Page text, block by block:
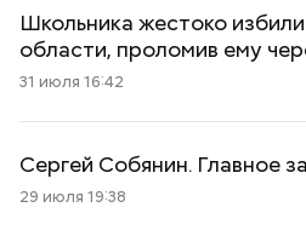
Школьника жестоко
области, проломив ему
31 июля 16:42
Сергей Собянин. Главное
29 июля 19:38